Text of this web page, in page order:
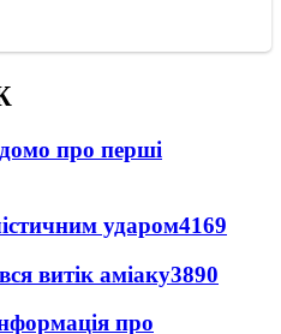
про перші
ударом4169
витік аміаку3890
про